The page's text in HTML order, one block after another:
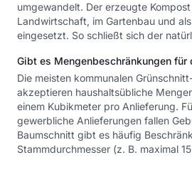
umgewandelt. Der erzeugte
Landwirtschaft, im Gartenbau und
eingesetzt. So schließt sich der
Gibt es Mengenbeschränkungen für
Die meisten kommunalen
akzeptieren haushaltsübliche
einem Kubikmeter pro Anlieferung.
gewerbliche Anlieferungen fallen
Baumschnitt gibt es häufig
Stammdurchmesser (z. B. maximal